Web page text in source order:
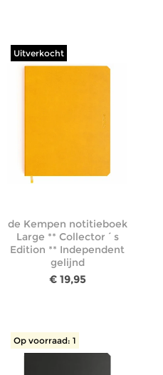
Uitverkocht
de Kempen notitieboek
Large ** Collector´s
Edition ** Independent
gelijnd
€ 19,95
Op voorraad: 1